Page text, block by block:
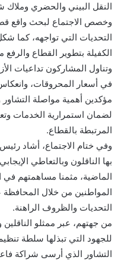
النقل البيني والحضري وملاك
وخصص الاجتماع لبحث واقع
التحديات التي تواجهه، كما
الكفيلة بتطوير القطاع
وتناول المشاركون تداعيات
في أسعار المحروقات،
مؤكدين أهمية مواصلة
لضمان استمرارية الخدمات
المرتبطة بالقطاع.
وفي ختام الاجتماع، أشاد
بها الناقلون وبالتعاطي
الماضية، مثمنا مساهمتهم في
المواطنين من خلال
التحديات والظروف الراهنة.
من جهتهم، عبر ممثلو
للجهود التي تبذلها سلطة
التشاور الذي أرسى شراكة